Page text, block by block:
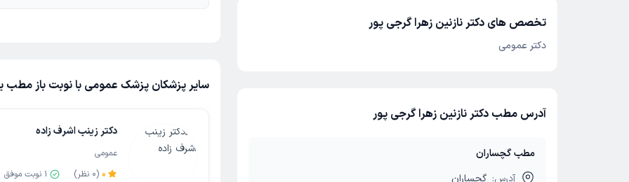
سایر پزشکان پزشک عمومی با نوبت باز مطب
دکتر زینب اشرف زاده
عمومی
0
(
0 نظر) 1 نوبت موفق
تخصص های دکتر نازنین زهرا گرجی پور
دکتر عمومی
آدرس مطب دکتر نازنین زهرا گرجی پور
مطب گچساران
آدرس: گچساران